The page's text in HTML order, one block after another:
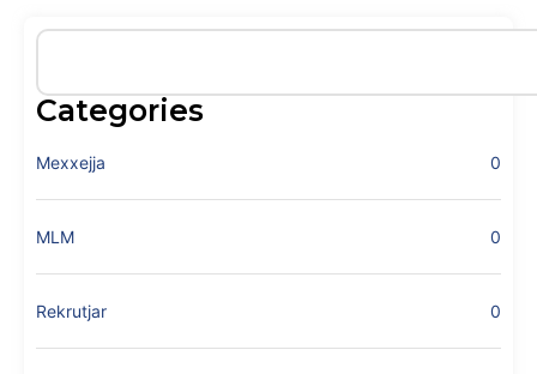
Categories
Mexxejja 0
MLM 0
Rekrutjar 0